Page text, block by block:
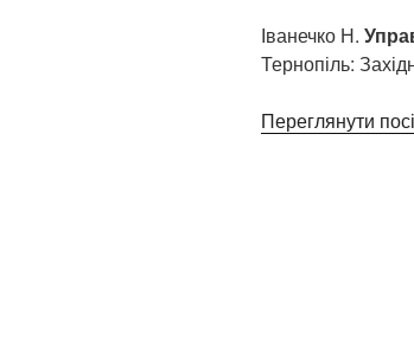
Іванечко Н.
Тернопіль:
Переглянути